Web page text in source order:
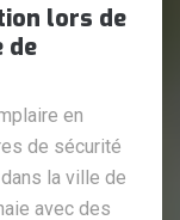
lors de
de
en
de sécurité
la ville de
avec des